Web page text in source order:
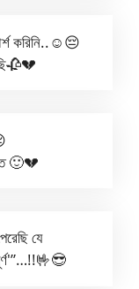
করিনি..☺️😔
🙂💔
যে